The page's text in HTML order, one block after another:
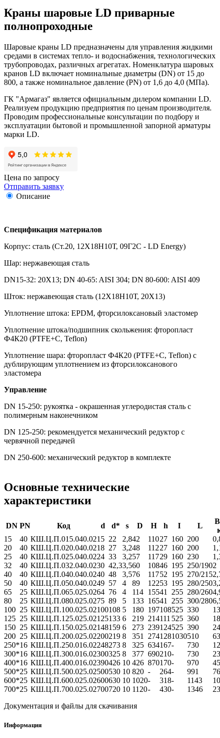
Краны шаровые LD приварные
полнопроходные
Шаровые краны LD предназначены для управления жидкими
средами в системах тепло- и водоснабжения, технологических
трубопроводах, различных агрегатах. Номенклатура шаровых
кранов LD включает номинальные диаметры (DN) от 15 до
800, а также номинальное давление (PN) от 1,6 до 4,0 (МПа).
ГК "Армагаз" является официальным дилером компании LD.
Реализуем продукцию предприятия по ценам производителя.
Проводим профессиональные консультации по подбору и
эксплуатации бытовой и промышленной запорной арматуры
марки LD.
Цена по запросу
Отправить заявку
Описание
Спецификация материалов
Корпус: сталь (Ст.20, 12Х18Н10Т, 09Г2С - LD Energy)
Шар: нержавеющая сталь
DN15-32: 20Х13; DN 40-65: AISI 304; DN 80-600: AISI 409
Шток: нержавеющая сталь (12Х18Н10Т, 20Х13)
Уплотнение штока: EPDM, фторсилоксановый эластомер
Уплотнение штока/подшипник скольжения: фторопласт
Ф4К20 (PTFE+C, Teflon)
Уплотнение шара: фторопласт Ф4К20 (PTFE+C, Teflon) с
дублирующим уплотнением из фторсилоксанового
эластомера
Управление
DN 15-250: рукоятка - окрашенная углеродистая сталь с
полимерным наконечником
DN 125-250: рекомендуется механический редуктор с
червячной передачей
DN 250-600: механический редуктор в комплекте
Основные технические
характеристики
DN PN Код d d* s D H h I L
15
40 КШ.Ц.П.015.040.0215 22 2,842 11027 160 200
20
40 КШ.Ц.П.020.040.0218 27 3,248 11227 160 200
25
40 КШ.Ц.П.025.040.0224 33 3,257 11729 160 230
32
40 КШ.Ц.П.032.040.0230 42,33,560 10846 195 250/1902
40
40 КШ.Ц.П.040.040.0240 48 3,576 11752 195 270/215
50
40 КШ.Ц.П.050.040.0249 57 4 89 12253 195 280/250
65
25 КШ.Ц.П.065.025.0264 76 4 114 15541 255 280/260
80
25 КШ.Ц.П.080.025.0275 89 5 133 16541 255 300/280
100 25 КШ.Ц.П.100.025.02100108 5 180 197108525 330
125 25 КШ.Ц.П.125.025.02125133 6 219 214111 525 360
150 25 КШ.Ц.П.150.025.02148159 6 273 239124525 390
200 25 КШ.Ц.П.200.025.02200219 8 351 2741281030510
63
250*16 КШ.Ц.П.250.016.02248273 8 325 634167- 730
300*16 КШ.Ц.П.300.016.02300325 8 377 690210- 730
400*16 КШ.Ц.П.400.016.02390426 10 426 870170- 970
500*25 КШ.Ц.П.500.025.02500530 10 820 - 264- 991
600*25 КШ.Ц.П.600.025.02600630 10 1020- 318- 1143
700*25 КШ.Ц.П.700.025.02700720 10 1120- 430- 1346
Документация и файлы для скачивания
Информация